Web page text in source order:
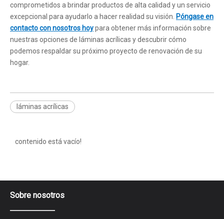
comprometidos a brindar productos de alta calidad y un servicio
excepcional para ayudarlo a hacer realidad su visión. Póngase en
contacto con nosotros hoypara obtener más información sobre
nuestras opciones de láminas acrílicas y descubrir cómo
podemos respaldar su próximo proyecto de renovación de su
hogar.
láminas acrílicas
contenido está vacío!
Sobre nosotros